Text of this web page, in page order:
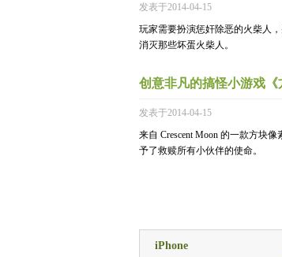
发表于2014-04-15
玩家需要扮演惩奸除恶的火柴人
消灭那些坏蛋火柴人。
创意非凡的搞怪小游戏《
发表于2014-04-15
来自 Crescent Moon 的一款方块
予了救赎所有小伙伴的使命。
iPhone